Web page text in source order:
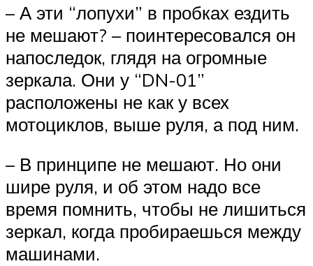
– А эти “лопухи” в пробках ездить
не мешают? – поинтересовался он
напоследок, глядя на огромные
зеркала. Они у “DN-01”
расположены не как у всех
мотоциклов, выше руля, а под ним.
– В принципе не мешают. Но они
шире руля, и об этом надо все
время помнить, чтобы не лишиться
зеркал, когда пробираешься между
машинами.